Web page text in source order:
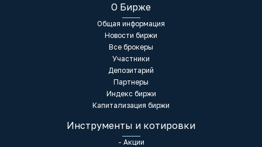
О Бирже
Общая информация
Новости биржи
Все брокеры
Участники
Депозитарий
Партнеры
Индекс биржи
Капитализация биржи
Инструменты и котировки
- Акции